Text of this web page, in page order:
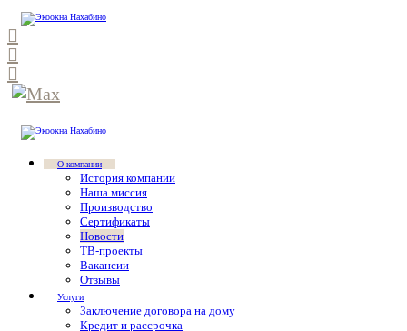
О компании
История компании
Наша миссия
Производство
Сертификаты
Новости
ТВ-проекты
Вакансии
Отзывы
Услуги
Заключение договора на дому
Кредит и рассрочка